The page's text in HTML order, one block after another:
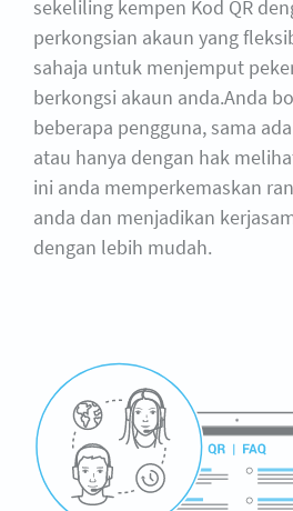
sekeliling kempen Kod QR
perkongsian akaun yang
sahaja untuk menjemput
berkongsi akaun anda.Anda
beberapa pengguna, sama
atau hanya dengan hak
ini anda memperkemaskan
anda dan menjadikan
dengan lebih mudah.